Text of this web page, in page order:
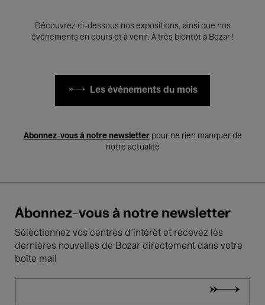
Découvrez ci-dessous nos expositions, ainsi que nos
événements en cours et à venir. À très bientôt à Bozar !
Les événements du mois
Abonnez-vous à notre newsletterpour ne rien manquer de
notre actualité
Abonnez-vous à notre newsletter
Sélectionnez vos centres d'intérêt et recevez les
dernières nouvelles de Bozar directement dans votre
boîte mail